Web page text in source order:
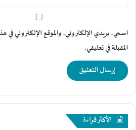
اسمي، بريدي الإلكتروني، والموقع الإلكتروني في
المقبلة في تعليقي.
الأكثر قراءة